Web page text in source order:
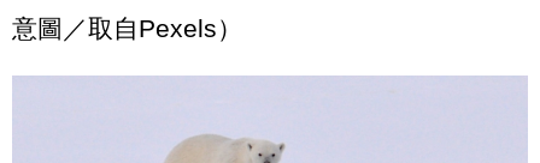
意圖／取自Pexels）